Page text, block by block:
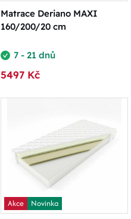
Matrace Deriano MAXI
160/200/20 cm
7 - 21 dnů
5497 Kč
Akce
Novinka